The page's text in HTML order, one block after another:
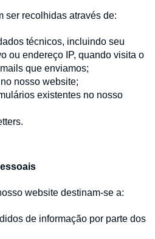
ser recolhidas através de:
técnicos, incluindo seu
ou endereço IP, quando visita o
que enviamos;
nosso website;
existentes no nosso
website destinam-se a:
de informação por parte dos